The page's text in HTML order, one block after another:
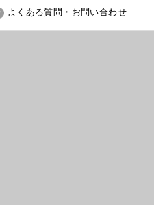
よくある質問・お問い合わせ